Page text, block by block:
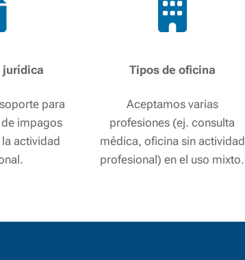
jurídica
para
impagos
actividad
Tipos de oficina
Aceptamos varias
profesiones (ej. consulta
médica, oficina sin actividad
profesional) en el uso mixto.